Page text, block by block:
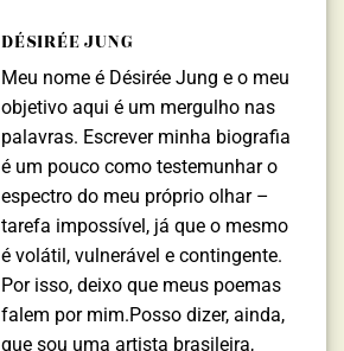
DÉSIRÉE JUNG
Meu nome é Désirée Jung e o meu
objetivo aqui é um mergulho nas
palavras. Escrever minha biografia
é um pouco como testemunhar o
espectro do meu próprio olhar –
tarefa impossível, já que o mesmo
é volátil, vulnerável e contingente.
Por isso, deixo que meus poemas
falem por mim.Posso dizer, ainda,
que sou uma artista brasileira,